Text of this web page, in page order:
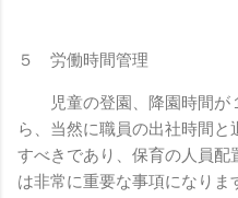
５ 労働時間管理
児童の登園、降園時間が
ら、当然に職員の出社時間
すべきであり、保育の人員配
は非常に重要な事項になりま